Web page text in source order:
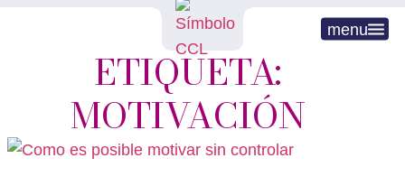
menu
ETIQUETA:
MOTIVACIÓN